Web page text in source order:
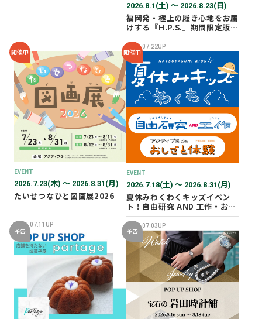
2026.8.1(土) 〜 2026.8.23(日)
福岡発・極上の履き心地をお届
けする『H.P.S.』期間限定販売
会を開催✨
2026.07.22UP
開催中
EVENT
2026.7.23(木) 〜 2026.8.31(月)
たいせつなひと図画展2026
2026.07.11UP
開催中
EVENT
2026.7.18(土) 〜 2026.8.31(月)
夏休みわくわくキッズイベン
ト！自由研究 AND 工作・おし
ごと体験！
2026.07.03UP
予告 予告